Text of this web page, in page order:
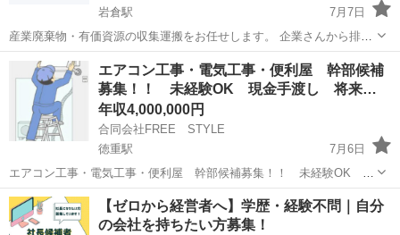
岩倉駅
7月7日
産業廃棄物・有価資源の収集運搬をお任せします。 企業さんから排出
される各種廃棄物や資源を各現場に最も適した方 法で回収・運搬する
お仕事です。 ４トンユニック・３トンパワーゲート車を使用して運搬
します。 持ち帰った荷物...
愛知 小牧市 その他 フォークリフト
エアコン工事・電気工事・便利屋 幹部候補
募集！！ 未経験OK 現金手渡し 将来…
年収4,000,000円
合同会社FREE STYLE
徳重駅
7月6日
エアコン工事・電気工事・便利屋 幹部候補募集！！ 未経験OK 現
金手渡し 将来独立応援！！ 正社員投与あり ⚠️⚠️⚠️指定応募フォー
ム以外のメッセージ（まだ応募していますか？などのジモティ―定型
文、及び質問のみ等）に...
愛知 名古屋市 徳重駅 その他 未経験
【ゼロから経営者へ】学歴・経験不問｜自分
の会社を持ちたい方募集！